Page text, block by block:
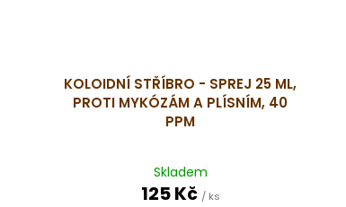
KOLOIDNÍ STŘÍBRO - SPREJ 25 ML,
PROTI MYKÓZÁM A PLÍSNÍM, 40
PPM
Skladem
125 Kč / ks